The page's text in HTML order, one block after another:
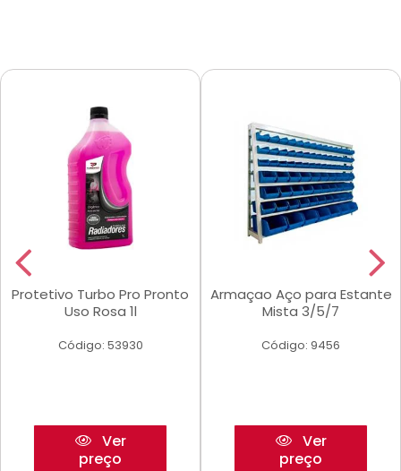
Protetivo Turbo Pro Pronto
Uso Rosa 1l
Código: 53930
Ver
preço
Armaçao Aço para Estante
Mista 3/5/7
Código: 9456
Ver
preço